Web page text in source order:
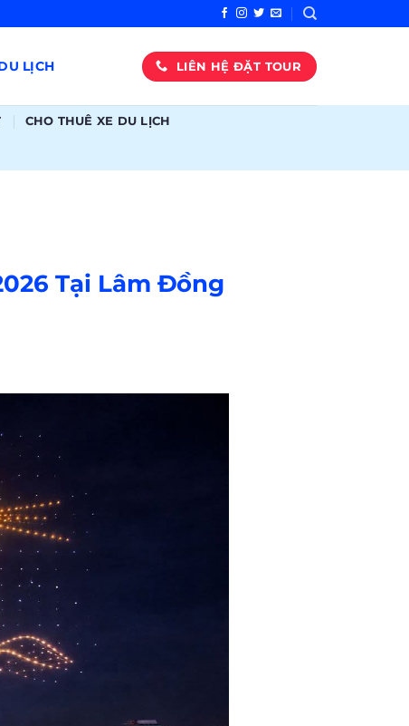
LỊCH LIÊN HỆ ĐẶT TOUR
CHO THUÊ XE DU LỊCH
Tại Lâm Đồng